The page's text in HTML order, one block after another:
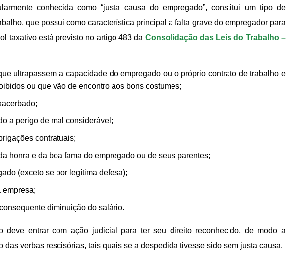
conhecida como “justa causa do empregado”, constitui um tipo de
que possui como característica principal a falta grave do empregador para
taxativo está previsto no artigo 483 da Consolidação das Leis do Trabalho –
ultrapassem a capacidade do empregado ou o próprio contrato de trabalho e
ou que vão de encontro aos bons costumes;
a perigo de mal considerável;
contratuais;
honra e da boa fama do empregado ou de seus parentes;
(exceto se por legítima defesa);
empresa;
diminuição do salário.
deve entrar com ação judicial para ter seu direito reconhecido, de modo a
das verbas rescisórias, tais quais se a despedida tivesse sido sem justa causa.